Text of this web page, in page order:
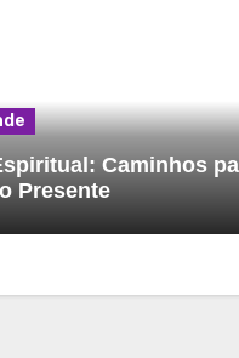
Caminhos
Presente